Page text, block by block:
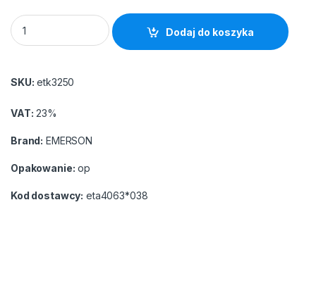
Etykiety A4 Emerson białe 63x38 (100) 21 etykiet na stronie
Dodaj do koszyka
SKU: etk3250
VAT: 23%
Brand: EMERSON
Opakowanie: op
Kod dostawcy: eta4063*038